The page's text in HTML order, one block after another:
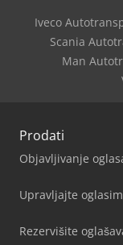
Iveco
Scania
Man
Prodati
Objavljivanje
Upravljajte
Rezervišite